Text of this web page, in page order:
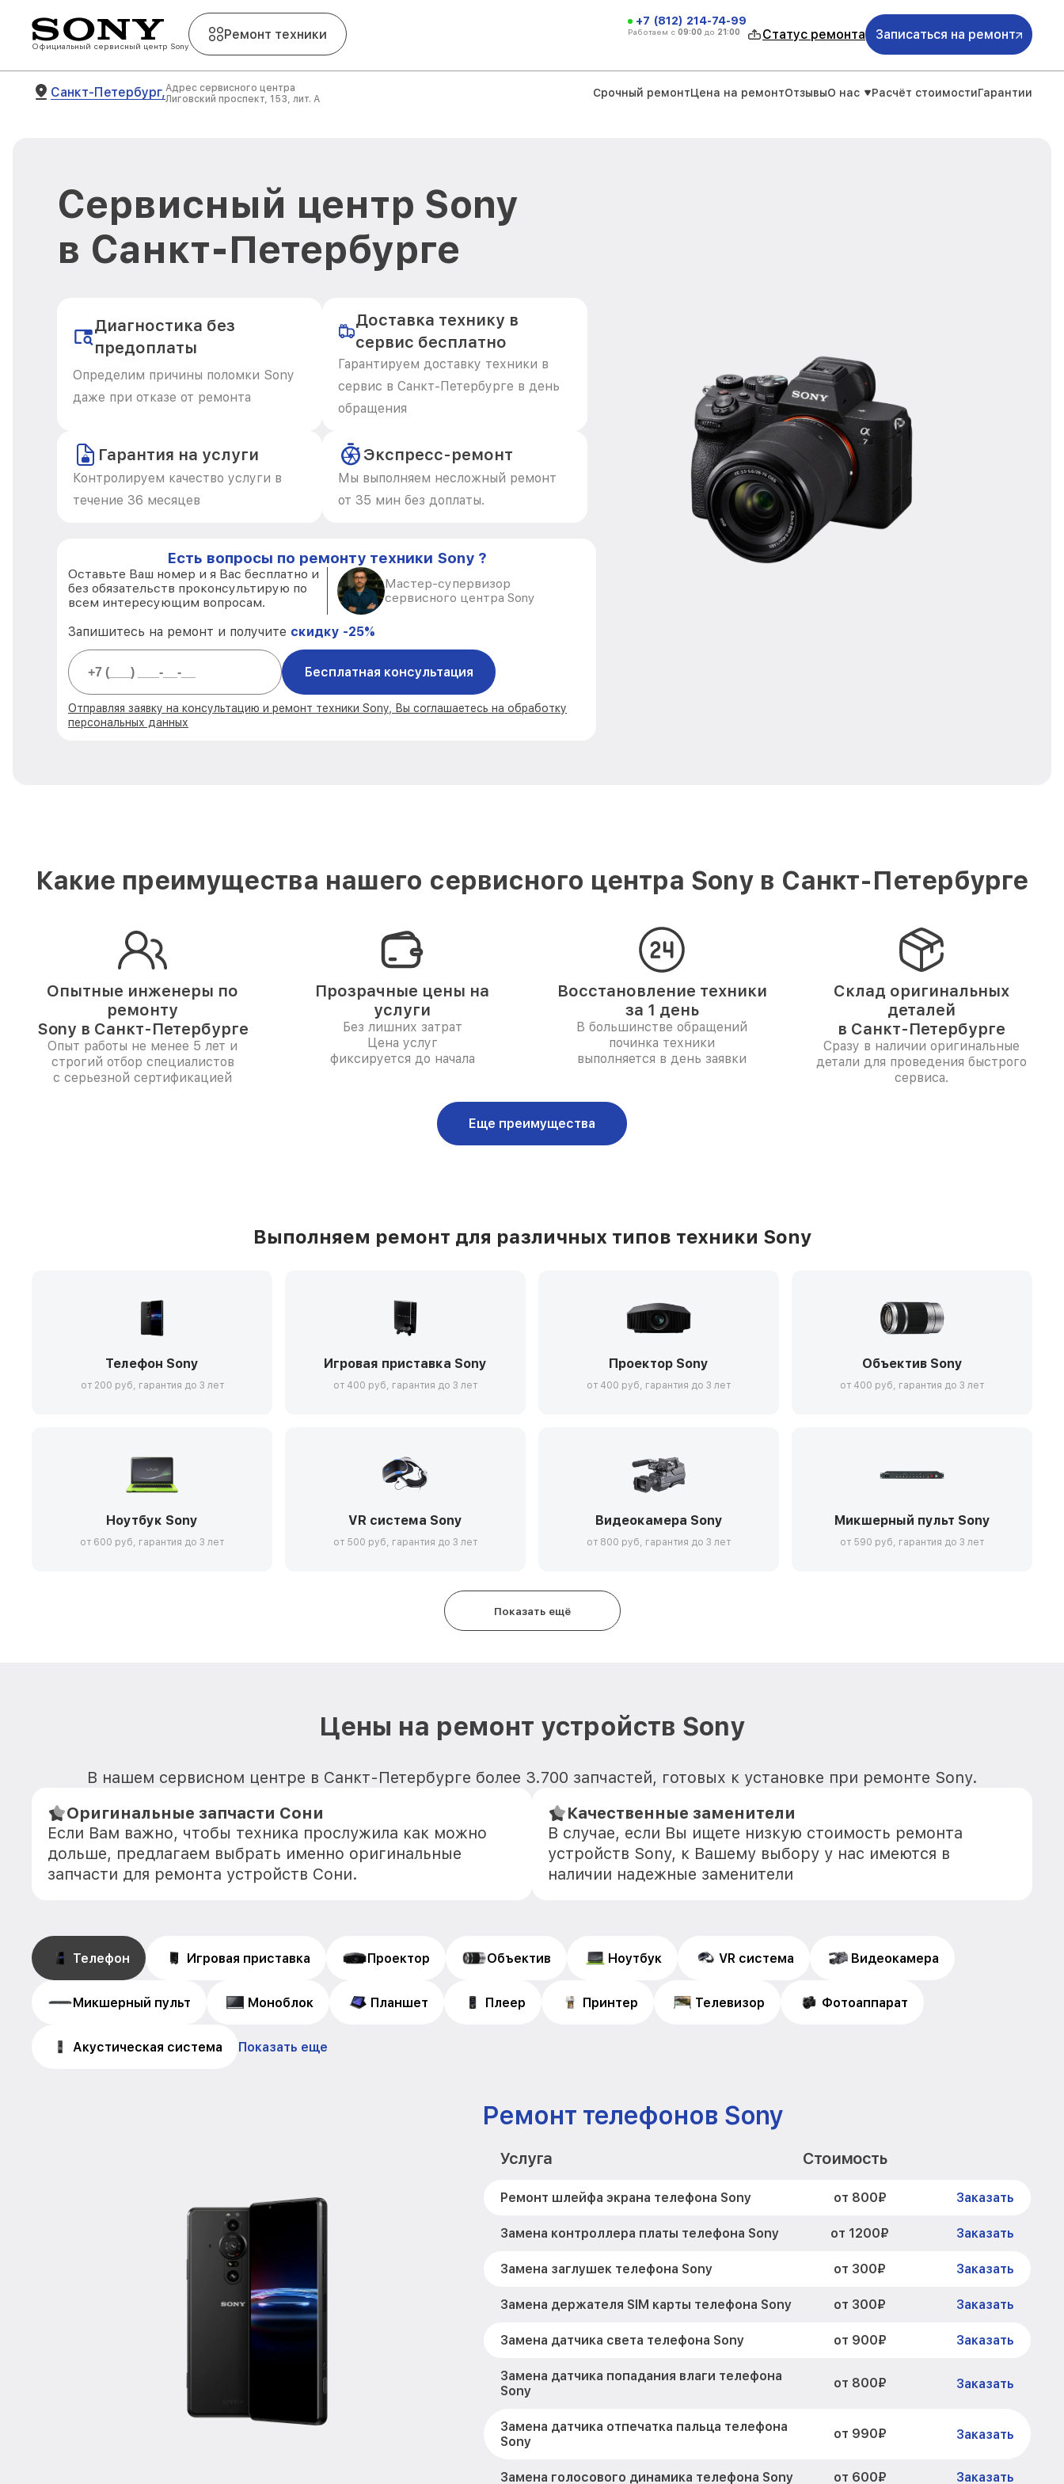
Официальный сервисный центр Sony
Ремонт техники
+7 (812) 214-74-99
Работаем с 09:00 до 21:00 Статус ремонта Записаться на ремонт
Санкт-Петербург,Адрес сервисного центра
Лиговский проспект, 153, лит. А
Срочный ремонтЦена на ремонтОтзывыО нас Расчёт стоимостиГарантии
Сервисный центр Sony
в Санкт-Петербурге
Диагностика без
предоплаты
Определим причины поломки Sony
даже при отказе от ремонта
Доставка технику в
сервис бесплатно
Гарантируем доставку техники в
сервис в Санкт-Петербурге в день
обращения
Гарантия на услуги
Контролируем качество услуги в
течение 36 месяцев
Экспресс-ремонт
Мы выполняем несложный ремонт
от 35 мин без доплаты.
Есть вопросы по ремонту техники Sony ?
Оставьте Ваш номер и я Вас бесплатно и
без обязательств проконсультирую по
всем интересующим вопросам.
Мастер-супервизор
сервисного центра Sony
Запишитесь на ремонт и получите скидку -25%
Бесплатная консультация
Отправляя заявку на консультацию и ремонт техники Sony, Вы соглашаетесь на обработку
персональных данных
Какие преимущества нашего сервисного центра Sony в Санкт-Петербурге
Опытные инженеры по
ремонту
Sony в Санкт-Петербурге
Опыт работы не менее 5 лет и
строгий отбор специалистов
с серьезной сертификацией
Прозрачные цены на
услуги
Без лишних затрат
Цена услуг
фиксируется до начала
Восстановление техники
за 1 день
В большинстве обращений
починка техники
выполняется в день заявки
Склад оригинальных
деталей
в Санкт-Петербурге
Сразу в наличии оригинальные
детали для проведения быстрого
сервиса.
Еще преимущества
Выполняем ремонт для различных типов техники Sony
Телефон Sony
от 200 руб, гарантия до 3 лет
Игровая приставка Sony
от 400 руб, гарантия до 3 лет
Проектор Sony
от 400 руб, гарантия до 3 лет
Объектив Sony
от 400 руб, гарантия до 3 лет
Ноутбук Sony
от 600 руб, гарантия до 3 лет
VR система Sony
от 500 руб, гарантия до 3 лет
Видеокамера Sony
от 800 руб, гарантия до 3 лет
Микшерный пульт Sony
от 590 руб, гарантия до 3 лет
Показать ещё
Цены на ремонт устройств Sony
В нашем сервисном центре в Санкт-Петербурге более 3.700 запчастей, готовых к установке при ремонте Sony.
Оригинальные запчасти Сони
Если Вам важно, чтобы техника прослужила как можно
дольше, предлагаем выбрать именно оригинальные
запчасти для ремонта устройств Сони.
Качественные заменители
В случае, если Вы ищете низкую стоимость ремонта
устройств Sony, к Вашему выбору у нас имеются в
наличии надежные заменители
Телефон Игровая приставка Проектор Объектив Ноутбук VR система Видеокамера
Микшерный пульт Моноблок Планшет Плеер Принтер Телевизор Фотоаппарат
Акустическая система Показать еще
Ремонт телефонов Sony
Услуга Стоимость
Ремонт шлейфа экрана телефона Sony от 800₽ Заказать
Замена контроллера платы телефона Sony от 1200₽ Заказать
Замена заглушек телефона Sony от 300₽ Заказать
Замена держателя SIM карты телефона Sony от 300₽ Заказать
Замена датчика света телефона Sony от 900₽ Заказать
Замена датчика попадания влаги телефона
Sony
от 800₽ Заказать
Замена датчика отпечатка пальца телефона
Sony
от 990₽ Заказать
Замена голосового динамика телефона Sony от 600₽ Заказать